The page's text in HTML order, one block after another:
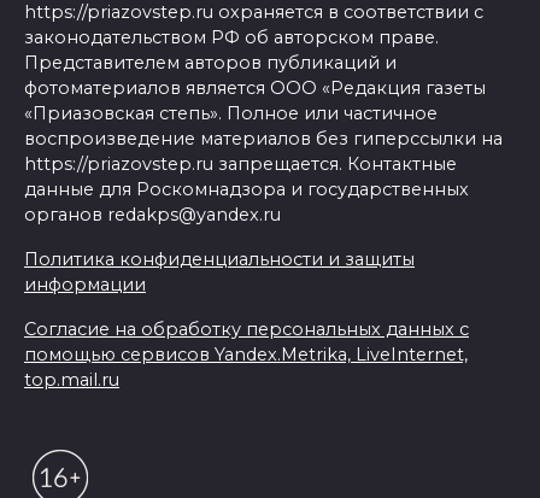
https://priazovstep.ru охраняется в соответствии с
законодательством РФ об авторском праве.
Представителем авторов публикаций и
фотоматериалов является ООО «Редакция газеты
«Приазовская степь». Полное или частичное
воспроизведение материалов без гиперссылки на
https://priazovstep.ru запрещается. Контактные
данные для Роскомнадзора и государственных
органов redakps@yandex.ru
Политика конфиденциальности и защиты
информации
Согласие на обработку персональных данных с
помощью сервисов Yandex.Metrika, LiveInternet,
top.mail.ru